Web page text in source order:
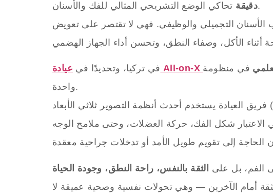
دقيقةتحاكي الوضع التشريحي المثالي للفك والأسنان.
التجميلي والوظيفي. فهي لا تقتصر على تعويض
في تركيا، وتحديدًا في
في منظومة
واحدة.
فريق العيادة يستخدم أحدث أنظمة التصوير ثلاثي الأبعاد (3D CBCT) وبرامج التصميم الرقمي للابتسامة (Digital Smile Design) لتخطيط الإطباق بدقة
الفم، بل على
الثقة بالنفس، راحة النطق، وجودة الحياة
أمام الآخرين — وهي تحولات نفسية وصحية عميقة لا